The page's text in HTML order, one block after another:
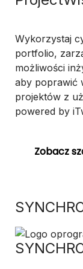
Wykorzystaj
portfolio,
możliwości
aby poprawić
projektów z
powered by
Zobacz